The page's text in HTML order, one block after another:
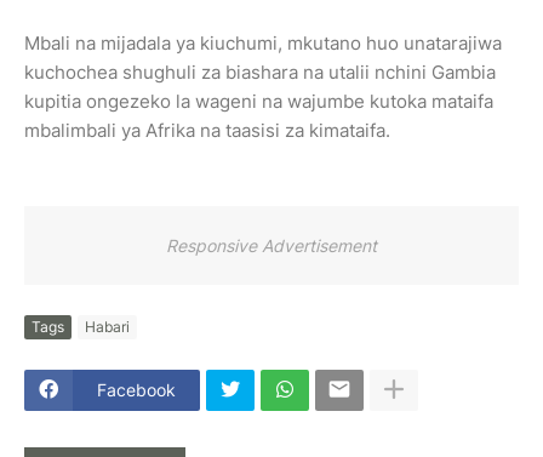
Mbali na mijadala ya kiuchumi, mkutano huo unatarajiwa
kuchochea shughuli za biashara na utalii nchini Gambia
kupitia ongezeko la wageni na wajumbe kutoka mataifa
mbalimbali ya Afrika na taasisi za kimataifa.
Responsive Advertisement
Tags Habari
Facebook